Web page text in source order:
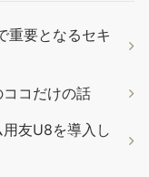
重要となるセキ
コだけの話
友U8を導入し